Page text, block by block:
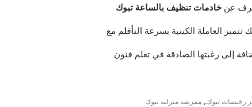
عن خادمات تنظيف بالساعة تبوك
العاملة الكينية بسرعة التأقلم مع
إلى رغبتها الصادقة في تعلم فنون
رخيصات تبوك, ممرضه منزليه تبوك